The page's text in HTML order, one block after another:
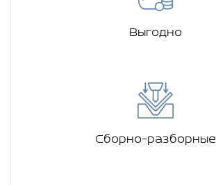
Выгодно
Сборно-разборные